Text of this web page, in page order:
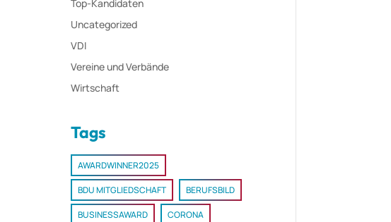
Top-Kandidaten
Uncategorized
VDI
Vereine und Verbände
Wirtschaft
Tags
AWARDWINNER2025
BDU MITGLIEDSCHAFT BERUFSBILD
BUSINESSAWARD CORONA